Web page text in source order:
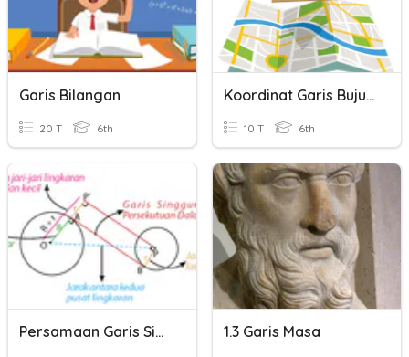
Garis Bilangan
20 T 6th
Koordinat Garis Bujur & Garis Lintang
10 T 6th
Persamaan Garis Singgung 1.3 Garis Masa